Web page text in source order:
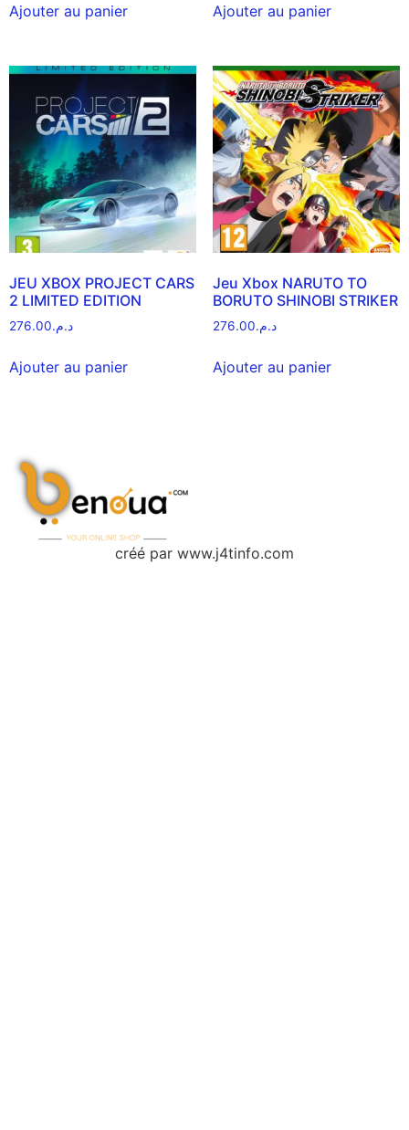
Ajouter au panier Ajouter au panier
JEU XBOX PROJECT CARS
2 LIMITED EDITION
د.م.276.00
Ajouter au panier
Jeu Xbox NARUTO TO
BORUTO SHINOBI STRIKER
د.م.276.00
Ajouter au panier
créé par www.j4tinfo.com